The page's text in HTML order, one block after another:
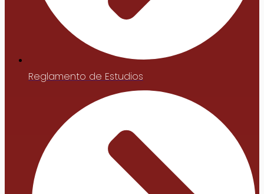
Reglamento de Estudios